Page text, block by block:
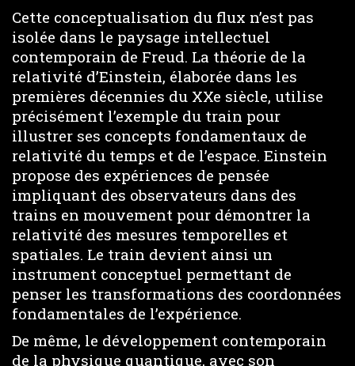
Cette conceptualisation du flux n’est pas
isolée dans le paysage intellectuel
contemporain de Freud. La théorie de la
relativité d’Einstein, élaborée dans les
premières décennies du XXe siècle, utilise
précisément l’exemple du train pour
illustrer ses concepts fondamentaux de
relativité du temps et de l’espace. Einstein
propose des expériences de pensée
impliquant des observateurs dans des
trains en mouvement pour démontrer la
relativité des mesures temporelles et
spatiales. Le train devient ainsi un
instrument conceptuel permettant de
penser les transformations des coordonnées
fondamentales de l’expérience.
De même, le développement contemporain
de la physique quantique, avec son